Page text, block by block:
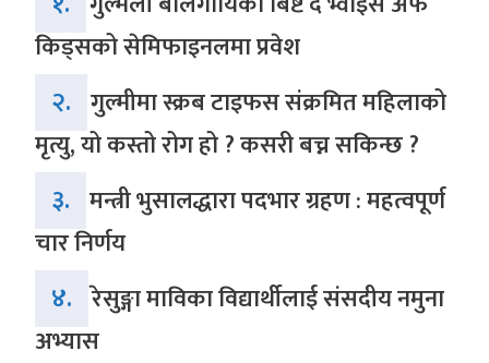
किड्सको सेमिफाइनलमा प्रवेश
२. गुल्मीमा स्क्रब टाइफस संक्रमित महिलाको
मृत्यु, यो कस्तो रोग हो ? कसरी बच्न सकिन्छ ?
३. मन्त्री भुसालद्धारा पदभार ग्रहण : महत्वपूर्ण
चार निर्णय
४. रेसुङ्गा माविका विद्यार्थीलाई संसदीय नमुना
अभ्यास